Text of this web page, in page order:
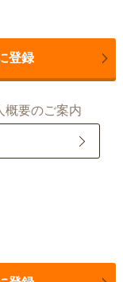
登録
概要のご案内